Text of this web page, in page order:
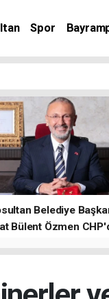
Spor
Belediye
Bülent Özmen